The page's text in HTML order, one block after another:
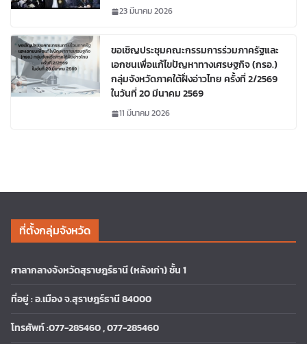
23 มีนาคม 2026
ขอเชิญประชุมคณะกรรมการร่วมภาครัฐและ
เอกชนเพื่อแก้ไขปัญหาทางเศรษฐกิจ (กรอ.)
กลุ่มจังหวัดภาคใต้ฝั่งอ่าวไทย ครั้งที่ 2/2569
ในวันที่ 20 มีนาคม 2569
11 มีนาคม 2026
ที่ตั้งกลุ่มจังหวัด
ศาลากลางจังหวัดสุราษฎร์ธานี (หลังเก่า) ชั้น 1
ที่อยู่ : อ.เมือง จ.สุราษฎร์ธานี 84000
โทรศัพท์ :077-285460 , 077-285460